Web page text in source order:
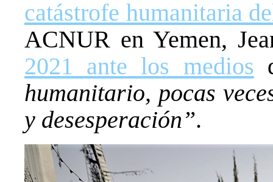
catástrofe humanitaria
ACNUR en Yemen,
2021 ante los medios
humanitario, pocas
y desesperación”.